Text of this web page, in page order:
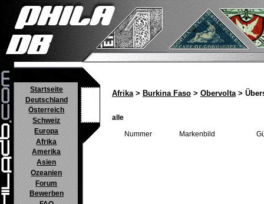
Startseite
Deutschland
Österreich
Schweiz
Europa
Afrika
Amerika
Asien
Ozeanien
Forum
Bewerben
Afrika> Burkina Faso > Obervolta>
alle
Nummer Markenbild